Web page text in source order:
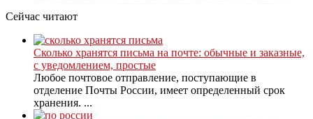
Сейчас читают
Сколько хранятся письма на почте: обычные и заказные,
с уведомлением, простые
Любое почтовое отправление, поступающие в
отделение Почты России, имеет определенный срок
хранения. ...